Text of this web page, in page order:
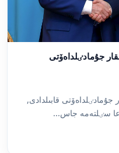
جۇمادٸلداەۆتى
قابىلدادى,
سٸلتەمە جاس...